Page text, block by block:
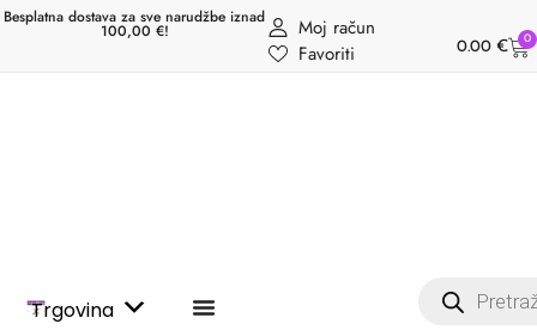
Besplatna dostava za sve narudžbe iznad
100,00 €!
Moj račun
Favoriti
0.00 € 0
Trgovina